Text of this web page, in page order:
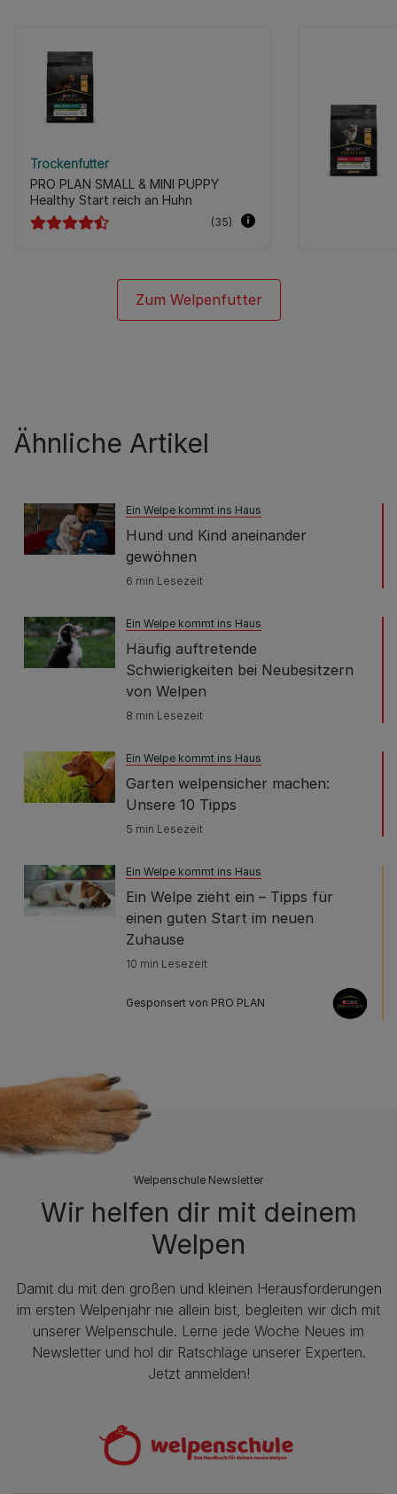
Trockenfutter
PRO PLAN SMALL & MINI PUPPY
Healthy Start reich an Huhn
(35)
Zum Welpenfutter
Ähnliche Artikel
Ein Welpe kommt ins Haus
Hund und Kind aneinander
gewöhnen
6 min Lesezeit
Ein Welpe kommt ins Haus
Häufig auftretende
Schwierigkeiten bei Neubesitzern
von Welpen
8 min Lesezeit
Ein Welpe kommt ins Haus
Garten welpensicher machen:
Unsere 10 Tipps
5 min Lesezeit
Ein Welpe kommt ins Haus
Ein Welpe zieht ein – Tipps für
einen guten Start im neuen
Zuhause
10 min Lesezeit
Gesponsert von PRO PLAN
Welpenschule Newsletter
Wir helfen dir mit deinem
Welpen
Damit du mit den großen und kleinen Herausforderungen
im ersten Welpenjahr nie allein bist, begleiten wir dich mit
unserer Welpenschule. Lerne jede Woche Neues im
Newsletter und hol dir Ratschläge unserer Experten.
Jetzt anmelden!